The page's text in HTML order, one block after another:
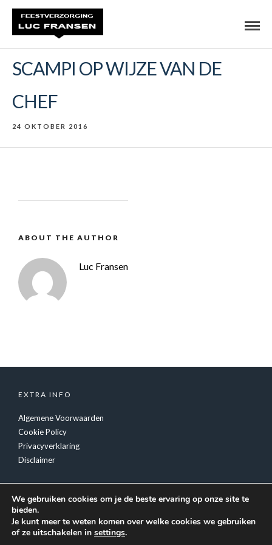
SCAMPI OP WIJZE VAN DE
CHEF
24 OKTOBER 2016
ABOUT THE AUTHOR
Luc Fransen
EXTRA INFO
Algemene Voorwaarden
Cookie Policy
Privacyverklaring
Disclaimer
We gebruiken cookies om je de beste ervaring op onze site te
bieden.
Je kunt meer te weten komen over welke cookies we gebruiken
of ze uitschakelen in settings.